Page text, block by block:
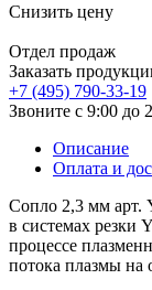
Снизить цену
Отдел продаж
Заказать
+7 (495) 790-33-19
Звоните с 9:00 до
Описание
Оплата и
Сопло 2,3 мм арт.
в системах резки
процессе
потока плазмы на